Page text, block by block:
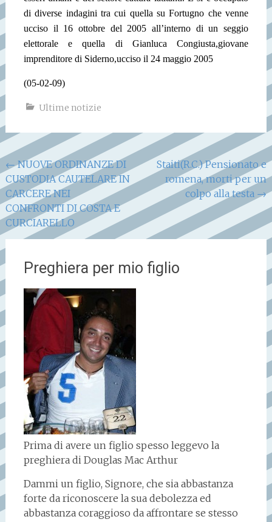
di diverse indagini tra cui quella su Fortugno che venne
ucciso il 16 ottobre del 2005 all’interno di un seggio
elettorale e quella di Gianluca Congiusta,giovane
imprenditore di Siderno,ucciso il 24 maggio 2005
(05-02-09)
Ultime notizie
Navigazione
articoli
←NUOVE ORDINANZE DI
CUSTODIA CAUTELARE IN
CARCERE NEI
CONFRONTI DI COSTA E
CURCIARELLO
Staiti(R.C.) Pensionato e
romena, morti per un
colpo alla testa →
Preghiera per mio figlio
Prima di avere un figlio spesso leggevo la
preghiera di Douglas Mac Arthur
Dammi un figlio, Signore, che sia abbastanza
forte da riconoscere la sua debolezza ed
abbastanza coraggioso da affrontare se stesso